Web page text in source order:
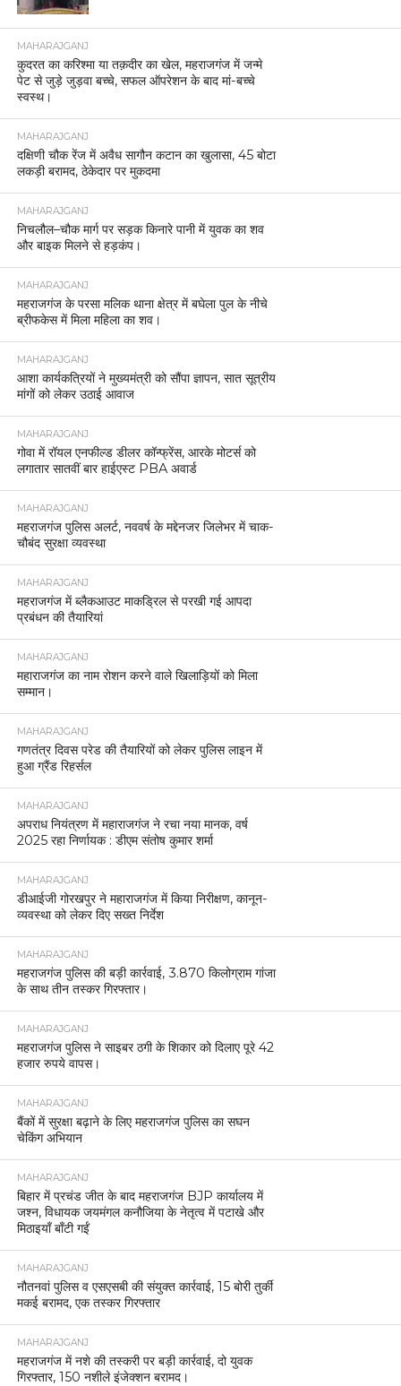
MAHARAJGANJ
कुदरत का करिश्मा या तक़दीर का खेल, महराजगंज में जन्मे
पेट से जुड़े जुड़वा बच्चे, सफल ऑपरेशन के बाद मां-बच्चे
स्वस्थ।
MAHARAJGANJ
दक्षिणी चौक रेंज में अवैध सागौन कटान का खुलासा, 45 बोटा
लकड़ी बरामद, ठेकेदार पर मुकदमा
MAHARAJGANJ
निचलौल–चौक मार्ग पर सड़क किनारे पानी में युवक का शव
और बाइक मिलने से हड़कंप।
MAHARAJGANJ
महराजगंज के परसा मलिक थाना क्षेत्र में बघेला पुल के नीचे
ब्रीफकेस में मिला महिला का शव।
MAHARAJGANJ
आशा कार्यकत्रियों ने मुख्यमंत्री को सौंपा ज्ञापन, सात सूत्रीय
मांगों को लेकर उठाई आवाज
MAHARAJGANJ
गोवा में रॉयल एनफील्ड डीलर कॉन्फ्रेंस, आरके मोटर्स को
लगातार सातवीं बार हाईएस्ट PBA अवार्ड
MAHARAJGANJ
महराजगंज पुलिस अलर्ट, नववर्ष के मद्देनजर जिलेभर में चाक-
चौबंद सुरक्षा व्यवस्था
MAHARAJGANJ
महराजगंज में ब्लैकआउट माकड्रिल से परखी गई आपदा
प्रबंधन की तैयारियां
MAHARAJGANJ
महाराजगंज का नाम रोशन करने वाले खिलाड़ियों को मिला
सम्मान।
MAHARAJGANJ
गणतंत्र दिवस परेड की तैयारियों को लेकर पुलिस लाइन में
हुआ ग्रैंड रिहर्सल
MAHARAJGANJ
अपराध नियंत्रण में महाराजगंज ने रचा नया मानक, वर्ष
2025 रहा निर्णायक : डीएम संतोष कुमार शर्मा
MAHARAJGANJ
डीआईजी गोरखपुर ने महाराजगंज में किया निरीक्षण, कानून-
व्यवस्था को लेकर दिए सख्त निर्देश
MAHARAJGANJ
महराजगंज पुलिस की बड़ी कार्रवाई, 3.870 किलोग्राम गांजा
के साथ तीन तस्कर गिरफ्तार।
MAHARAJGANJ
महराजगंज पुलिस ने साइबर ठगी के शिकार को दिलाए पूरे 42
हजार रुपये वापस।
MAHARAJGANJ
बैंकों में सुरक्षा बढ़ाने के लिए महराजगंज पुलिस का सघन
चेकिंग अभियान
MAHARAJGANJ
बिहार में प्रचंड जीत के बाद महराजगंज BJP कार्यालय में
जश्न, विधायक जयमंगल कनौजिया के नेतृत्व में पटाखे और
मिठाइयाँ बाँटी गईं
MAHARAJGANJ
नौतनवां पुलिस व एसएसबी की संयुक्त कार्रवाई, 15 बोरी तुर्की
मकई बरामद, एक तस्कर गिरफ्तार
MAHARAJGANJ
महराजगंज में नशे की तस्करी पर बड़ी कार्रवाई, दो युवक
गिरफ्तार, 150 नशीले इंजेक्शन बरामद।